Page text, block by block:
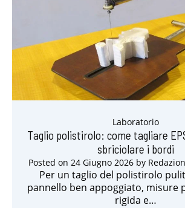
Laboratorio
Taglio polistirolo: come tagliare
sbriciolare i bordi
Posted on 24 Giugno 2026 by
Per un taglio del polistirolo
pannello ben appoggiato, misure
rigida e…